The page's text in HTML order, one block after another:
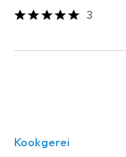
3
Kookgerei